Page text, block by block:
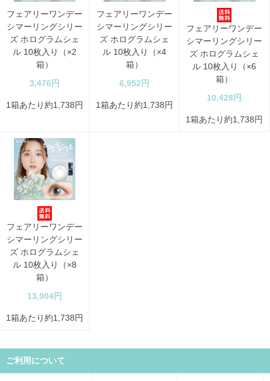
フェアリーワンデー
シマーリングシリー
ズ ホログラムシェ
ル 10枚入り（×2
箱）
3,476円
1箱あたり約1,738円
フェアリーワンデー
シマーリングシリー
ズ ホログラムシェ
ル 10枚入り（×4
箱）
6,952円
1箱あたり約1,738円
フェアリーワンデー
シマーリングシリー
ズ ホログラムシェ
ル 10枚入り（×6
箱）
10,428円
1箱あたり約1,738円
フェアリーワンデー
シマーリングシリー
ズ ホログラムシェ
ル 10枚入り（×8
箱）
13,904円
1箱あたり約1,738円
ご利用について